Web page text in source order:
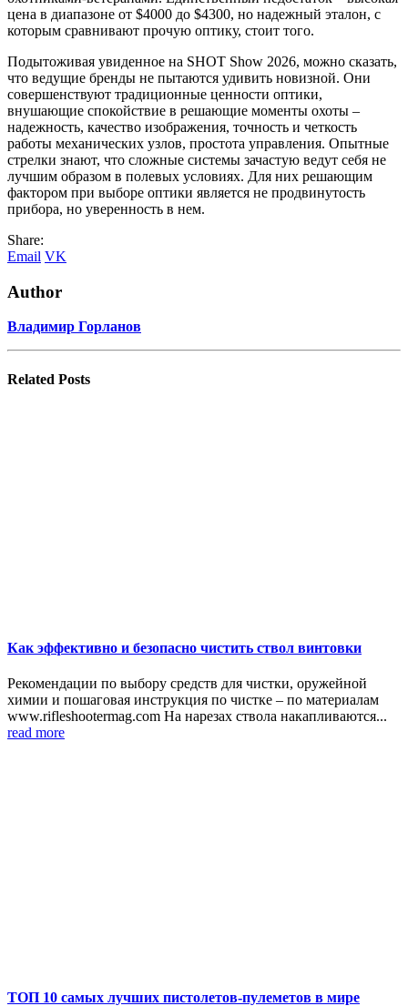
цена в диапазоне от $4000 до $4300, но надежный эталон, с
которым сравнивают прочую оптику, стоит того.
Подытоживая увиденное на SHOT Show 2026, можно сказать,
что ведущие бренды не пытаются удивить новизной. Они
совершенствуют традиционные ценности оптики,
внушающие спокойствие в решающие моменты охоты –
надежность, качество изображения, точность и четкость
работы механических узлов, простота управления. Опытные
стрелки знают, что сложные системы зачастую ведут себя не
лучшим образом в полевых условиях. Для них решающим
фактором при выборе оптики является не продвинутость
прибора, но уверенность в нем.
Share:
Email VK
Author
Владимир Горланов
Related Posts
Как эффективно и безопасно чистить ствол винтовки
Рекомендации по выбору средств для чистки, оружейной
химии и пошаговая инструкция по чистке – по материалам
www.rifleshootermag.com На нарезах ствола накапливаются...
read more
ТОП 10 самых лучших пистолетов-пулеметов в мире